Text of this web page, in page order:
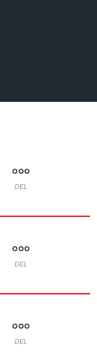
DEL
DEL
DEL